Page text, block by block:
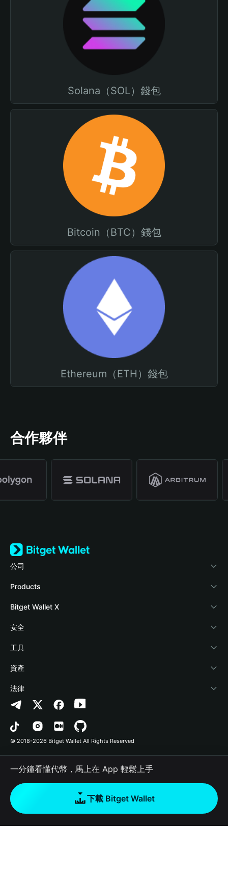
Solana（SOL）錢包
Bitcoin（BTC）錢包
Ethereum（ETH）錢包
合作夥伴
公司
關於 Bitget Wallet
部落格
學院
加密資訊
幫助中心
‌聯繫我們
品牌資源
工作機會
Products
Crypto Card
Stablecoin Earn
Payfi Crypto
Crypto Swap API
Altcoin Season Index
Prediction Markets
DApp
RWA
如何購買加密貨幣
Bitget Wallet X
開發者文件
連接錢包
Bitget Wallet Pay
合作上架
安全
風險保障基金
安全防護技術
工具
快捷買幣
授權檢測
合約檢測
批次轉帳
資產
Arbitrum
Avalanche
Bitcoin
Polygon
法律
隱私協議
用戶使用協議
© 2018-2026 Bitget Wallet All Rights Reserved
一分鐘看懂代幣，馬上在 App 輕鬆上手
下載 Bitget Wallet